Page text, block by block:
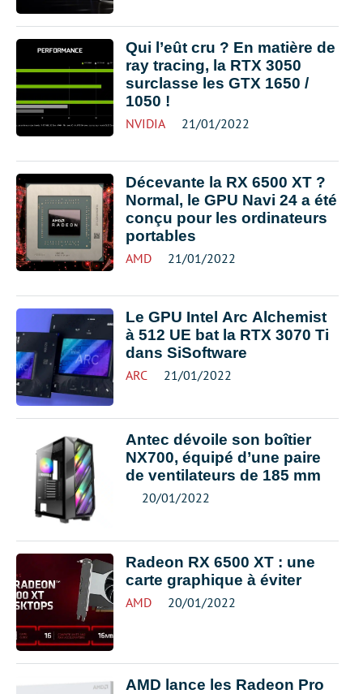
Qui l’eût cru ? En matière de
ray tracing, la RTX 3050
surclasse les GTX 1650 /
1050 !
NVIDIA 21/01/2022
Décevante la RX 6500 XT ?
Normal, le GPU Navi 24 a été
conçu pour les ordinateurs
portables
AMD 21/01/2022
Le GPU Intel Arc Alchemist
à 512 UE bat la RTX 3070 Ti
dans SiSoftware
ARC 21/01/2022
Antec dévoile son boîtier
NX700, équipé d’une paire
de ventilateurs de 185 mm
20/01/2022
Radeon RX 6500 XT : une
carte graphique à éviter
AMD 20/01/2022
AMD lance les Radeon Pro